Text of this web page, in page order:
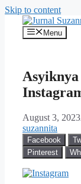
Skip to content
Menu
August 3, 2023
suzannita
Facebook
Pinterest